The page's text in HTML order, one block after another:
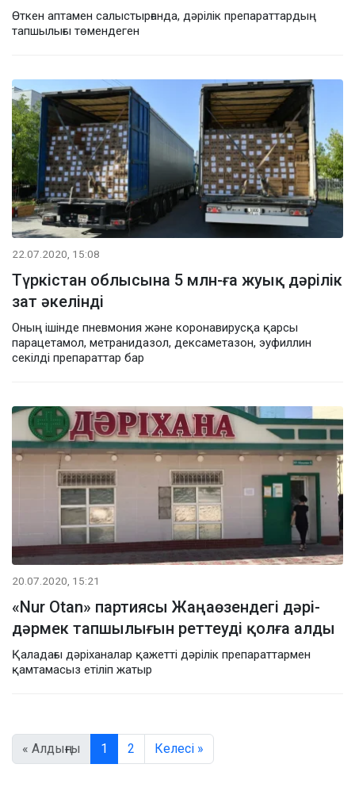
Өткен аптамен салыстырғанда, дәрілік препараттардың
тапшылығы төмендеген
22.07.2020, 15:08
Түркістан облысына 5 млн-ға жуық дәрілік
зат әкелінді
Оның ішінде пневмония және коронавирусқа қарсы
парацетамол, метранидазол, дексаметазон, эуфиллин
секілді препараттар бар
20.07.2020, 15:21
«Nur Otan» партиясы Жаңаөзендегі дәрі-
дәрмек тапшылығын реттеуді қолға алды
Қаладағы дәріханалар қажетті дәрілік препараттармен
қамтамасыз етіліп жатыр
« Алдыңғы 1 2 Келесі »